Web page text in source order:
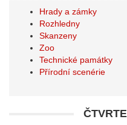
Hrady a zámky
Rozhledny
Skanzeny
Zoo
Technické památky
Přírodní scenérie